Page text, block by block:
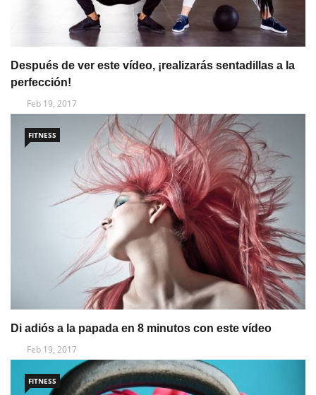
Después de ver este vídeo, ¡realizarás sentadillas a la
perfección!
Feb 19, 2017
FITNESS
Di adiós a la papada en 8 minutos con este vídeo
Feb 19, 2017
FITNESS